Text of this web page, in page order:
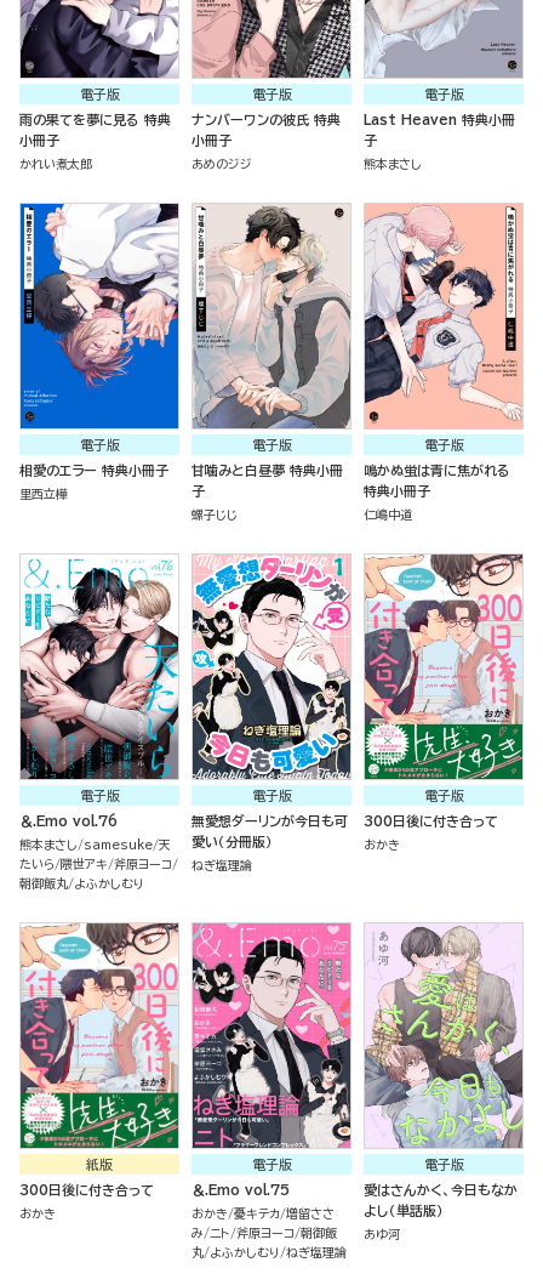
電子版
雨の果てを夢に見る 特典
小冊子
かれい煮太郎
電子版
ナンバーワンの彼氏 特典
小冊子
あめのジジ
電子版
Last Heaven 特典小冊
子
熊本まさし
電子版
相愛のエラー 特典小冊子
里西立樺
電子版
甘噛みと白昼夢 特典小冊
子
螺子じじ
電子版
鳴かぬ蛍は青に焦がれる
特典小冊子
仁嶋中道
電子版
＆.Emo vol.76
熊本まさし samesuke 天
たいら
隈世アキ 斧原ヨーコ
朝御飯丸 よふかしむり
電子版
無愛想ダーリンが今日も可
愛い（分冊版）
ねぎ塩理論
電子版
300日後に付き合って
おかき
紙版
300日後に付き合って
おかき
電子版
＆.Emo vol.75
おかき 憂キテカ 増留ささ
み
ニト 斧原ヨーコ 朝御飯
丸 よふかしむり ねぎ塩理論
電子版
愛はさんかく、今日もなか
よし（単話版）
あゆ河